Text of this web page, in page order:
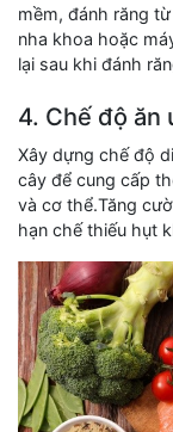
mềm, đánh răng
nha khoa hoặc
lại sau khi đánh
4. Chế độ ăn
Xây dựng chế độ
cây để cung cấp
và cơ thể.Tăng
hạn chế thiếu hụt